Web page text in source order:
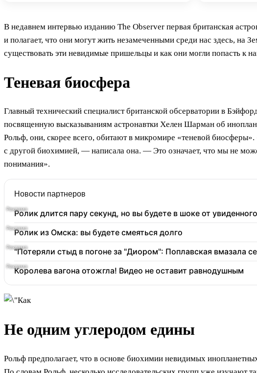
В недавнем интервью изданию The Observer первая британская
и полагает, что они могут жить незамеченными среди нас здесь, на
существовать эти невидимые пришельцы и как они могли попасть к
Теневая биосфера
Главный технический специалист британской обсерватории в
посвященную высказываниям астронавтки Хелен Шарман об
Рольф, они, скорее всего, обитают в микромире «теневой
с другой биохимией, — написала она. — Это означает, что мы не
понимания».
Новости партнеров
Ролик длится пару секунд, но вы будете в шоке от увиденного
Ролик из Омска: вы будете смеяться долго
"Потеряли стыд в погоне за "Диором": Поплавская вмазала
Королева вагона отожгла! Видео не оставит равнодушным
Не одним углеродом едины
Рольф предполагает, что в основе биохимии невидимых